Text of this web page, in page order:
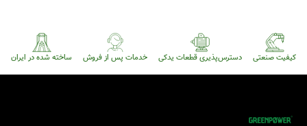
کیفیت صنعتی دسترس‌پذیری قطعات یدکی خدمات پس از فروش ساخته شده در ایران